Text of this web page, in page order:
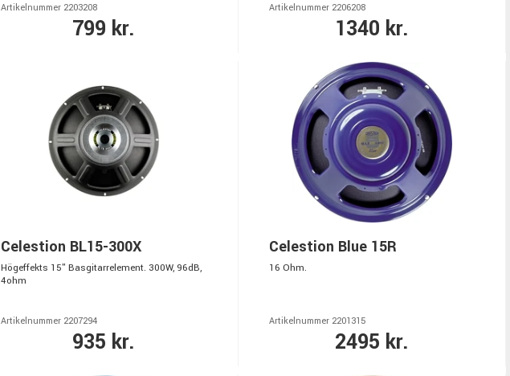
Artikelnummer 2203208
799 kr.
Artikelnummer 2206208
1340 kr.
Celestion BL15-300X
Högeffekts 15" Basgitarrelement. 300W, 96dB,
4ohm
Artikelnummer 2207294
935 kr.
Celestion Blue 15R
16 Ohm.
Artikelnummer 2201315
2495 kr.